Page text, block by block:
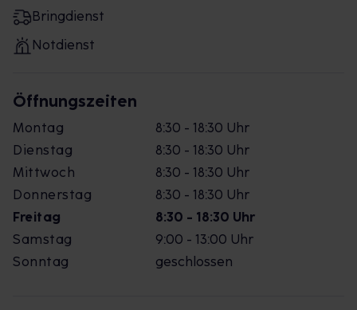
Bringdienst
Notdienst
Öffnungszeiten
Montag
8:30 - 18:30 Uhr
Dienstag
8:30 - 18:30 Uhr
Mittwoch
8:30 - 18:30 Uhr
Donnerstag
8:30 - 18:30 Uhr
Freitag
8:30 - 18:30 Uhr
Samstag
9:00 - 13:00 Uhr
Sonntag
geschlossen